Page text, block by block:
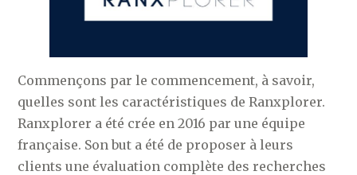
Commençons par le commencement, à savoir,
quelles sont les caractéristiques de Ranxplorer.
Ranxplorer a été crée en 2016 par une équipe
française. Son but a été de proposer à leurs
clients une évaluation complète des recherches